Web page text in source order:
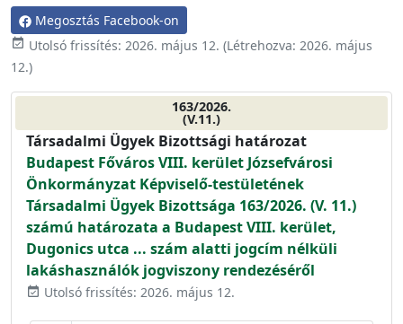
Megosztás Facebook-on
event_available Utolsó frissítés: 2026. május 12. (Létrehozva: 2026. május
12.)
163/2026.
(V.11.)
Társadalmi Ügyek Bizottsági határozat
Budapest Főváros VIII. kerület Józsefvárosi
Önkormányzat Képviselő-testületének
Társadalmi Ügyek Bizottsága 163/2026. (V. 11.)
számú határozata a Budapest VIII. kerület,
Dugonics utca ... szám alatti jogcím nélküli
lakáshasználók jogviszony rendezéséről
event_available Utolsó frissítés: 2026. május 12.